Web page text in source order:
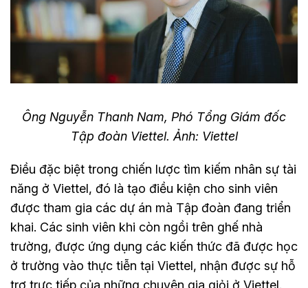
Ông Nguyễn Thanh Nam, Phó Tổng Giám đốc
Tập đoàn Viettel. Ảnh: Viettel
Điều đặc biệt trong chiến lược tìm kiếm nhân sự tài
năng ở Viettel, đó là tạo điều kiện cho sinh viên
được tham gia các dự án mà Tập đoàn đang triển
khai. Các sinh viên khi còn ngồi trên ghế nhà
trường, được ứng dụng các kiến thức đã được học
ở trường vào thực tiễn tại Viettel, nhận được sự hỗ
trợ trực tiếp của những chuyên gia giỏi ở Viettel.